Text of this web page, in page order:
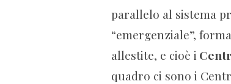
parallelo al sistema
“emergenziale”,
allestite, e cioè i
quadro ci sono i